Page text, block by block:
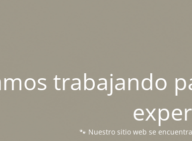
trabajando
🐾 Nuestro sitio web se